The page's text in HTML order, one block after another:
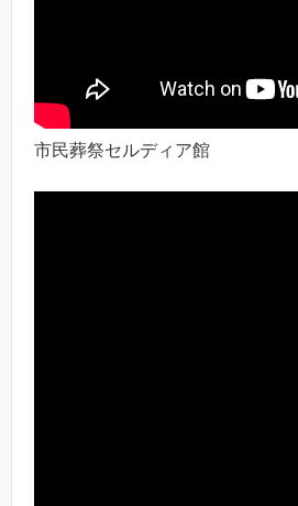
市民葬祭セルディア館